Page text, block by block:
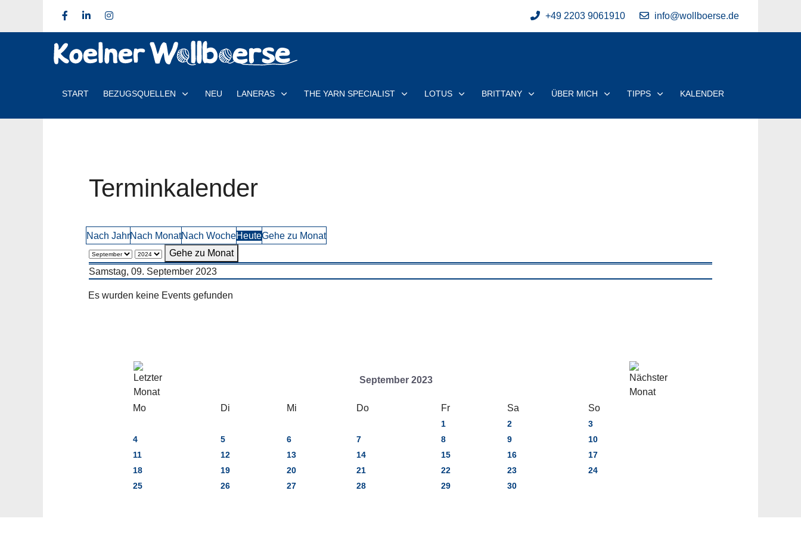
+49 2203 9061910 info@wollboerse.de
START BEZUGSQUELLEN NEU LANERAS THE YARN SPECIALIST LOTUS BRITTANY ÜBER MICH TIPPS KALENDER
Terminkalender
Nach JahrNach MonatNach WocheHeuteGehe zu Monat
Gehe zu Monat
Samstag, 09. September 2023
Es wurden keine Events gefunden
September 2023
Mo Di Mi Do Fr Sa So
1 2
3
4
5 6 7 8 9
10
11
12 13 14 15 16
17
18
19 20 21 22 23
24
25
26 27 28 29 30